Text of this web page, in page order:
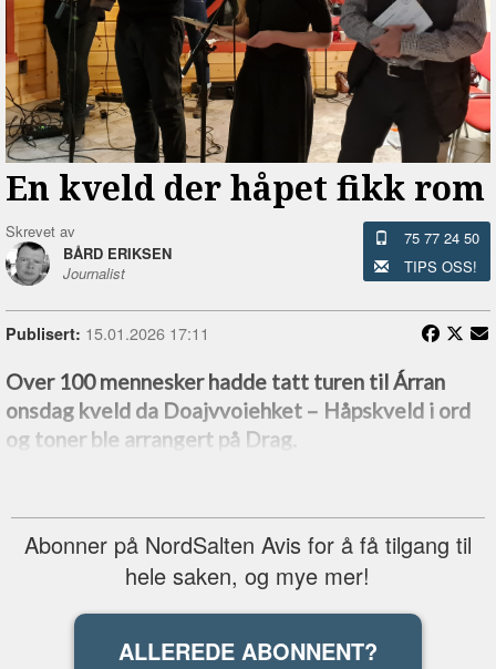
En kveld der håpet fikk rom
Skrevet av
BÅRD ERIKSEN
Journalist
75 77 24 50
TIPS OSS!
Publisert: 15.01.2026 17:11
Over 100 mennesker hadde tatt turen til Árran
onsdag kveld da Doajvvoiehket –⁠ Håpskveld i ord
og toner ble arrangert på Drag.
Abonner på NordSalten Avis for å få tilgang til
hele saken, og mye mer!
ALLEREDE ABONNENT?